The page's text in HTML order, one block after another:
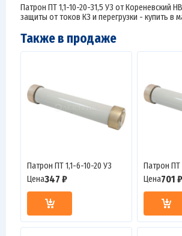
Патрон ПТ 1,1-10-20-31,5 У3 от Кореневский
защиты от токов КЗ и перегрузки - купить в
Также в продаже
Патрон ПТ 1,1-6-10-20 У3
Цена347 ₽
Патрон ПТ
Цена701 ₽